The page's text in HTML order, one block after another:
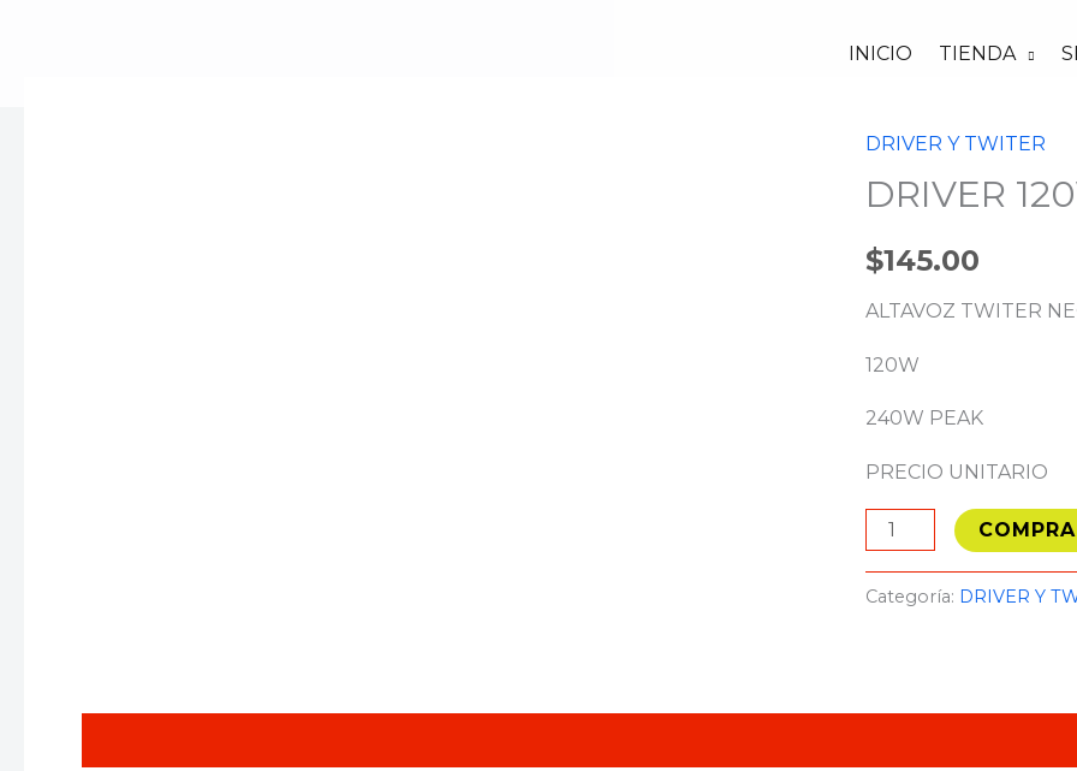
INICIO TIENDA
DRIVER Y TWITER
DRIVER
$145.00
ALTAVOZ TWITER
120W
240W PEAK
PRECIO UNITARIO
DRIVER
120W
DE800
Categoría: DRIVER Y